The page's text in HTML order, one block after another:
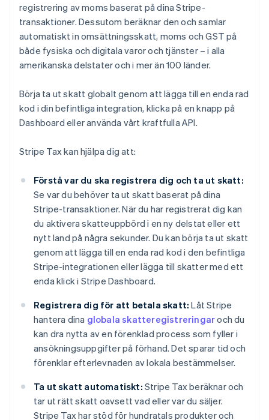
registrering av moms baserat på dina Stripe-
transaktioner. Dessutom beräknar den och samlar
automatiskt in omsättningsskatt, moms och GST på
både fysiska och digitala varor och tjänster – i alla
amerikanska delstater och i mer än 100 länder.
Börja ta ut skatt globalt genom att lägga till en enda rad
kod i din befintliga integration, klicka på en knapp på
Dashboard eller använda vårt kraftfulla API.
Stripe Tax kan hjälpa dig att:
Förstå var du ska registrera dig och ta ut skatt:
Se var du behöver ta ut skatt baserat på dina
Stripe-transaktioner. När du har registrerat dig kan
du aktivera skatteuppbörd i en ny delstat eller ett
nytt land på några sekunder. Du kan börja ta ut skatt
genom att lägga till en enda rad kod i den befintliga
Stripe-integrationen eller lägga till skatter med ett
enda klick i Stripe Dashboard.
Registrera dig för att betala skatt: Låt Stripe
hantera dina globala skatteregistreringaroch du
kan dra nytta av en förenklad process som fyller i
ansökningsuppgifter på förhand. Det sparar tid och
förenklar efterlevnaden av lokala bestämmelser.
Ta ut skatt automatiskt: Stripe Tax beräknar och
tar ut rätt skatt oavsett vad eller var du säljer.
Stripe Tax har stöd för hundratals produkter och